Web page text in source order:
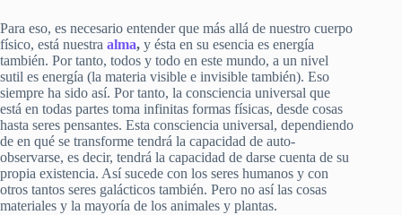
Para eso, es necesario entender que más allá de nuestro cuerpo
físico, está nuestra alma, y ésta en su esencia es energía
también. Por tanto, todos y todo en este mundo, a un nivel
sutil es energía (la materia visible e invisible también). Eso
siempre ha sido así. Por tanto, la consciencia universal que
está en todas partes toma infinitas formas físicas, desde cosas
hasta seres pensantes. Esta consciencia universal, dependiendo
de en qué se transforme tendrá la capacidad de auto-
observarse, es decir, tendrá la capacidad de darse cuenta de su
propia existencia. Así sucede con los seres humanos y con
otros tantos seres galácticos también. Pero no así las cosas
materiales y la mayoría de los animales y plantas.